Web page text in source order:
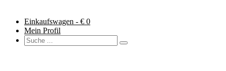
Einkaufswagen - € 0
Mein Profil